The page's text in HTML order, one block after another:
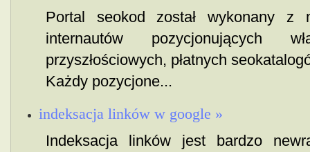
Portal seokod został wykonany z
internautów pozycjonujących
przyszłościowych, płatnych
Każdy pozycjone...
indeksacja linków w google »
Indeksacja linków jest bardzo